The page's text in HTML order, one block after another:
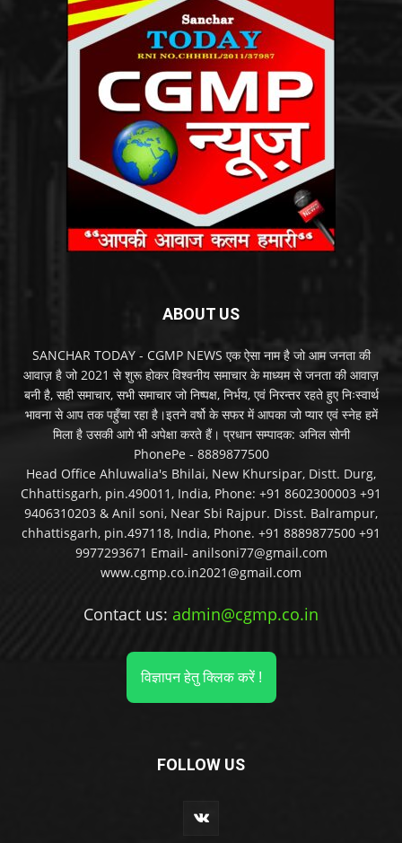
ABOUT US
SANCHAR TODAY - CGMP NEWS एक ऐसा नाम है जो आम जनता की
आवाज़ है जो 2021 से शुरू होकर विश्वनीय समाचार के माध्यम से जनता की आवाज़
बनी है, सही समाचार, सभी समाचार जो निष्पक्ष, निर्भय, एवं निरन्तर रहते हुए निःस्वार्थ
भावना से आप तक पहुँचा रहा है।इतने वर्षो के सफर में आपका जो प्यार एवं स्नेह हमें
मिला है उसकी आगे भी अपेक्षा करते हैं। प्रधान सम्पादक: अनिल सोनी
PhonePe - 8889877500
Head Office Ahluwalia's Bhilai, New Khursipar, Distt. Durg,
Chhattisgarh, pin.490011, India, Phone: +91 8602300003 +91
9406310203 & Anil soni, Near Sbi Rajpur. Disst. Balrampur,
chhattisgarh, pin.497118, India, Phone. +91 8889877500 +91
9977293671 Email- anilsoni77@gmail.com
www.cgmp.co.in2021@gmail.com
Contact us: admin@cgmp.co.in
विज्ञापन हेतु क्लिक करें !
FOLLOW US